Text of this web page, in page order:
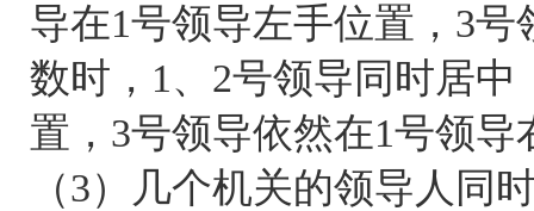
导在1号领导左手位置，3
数时，1、2号领导同时居
置，3号领导依然在1号领导
（3）几个机关的领导人同